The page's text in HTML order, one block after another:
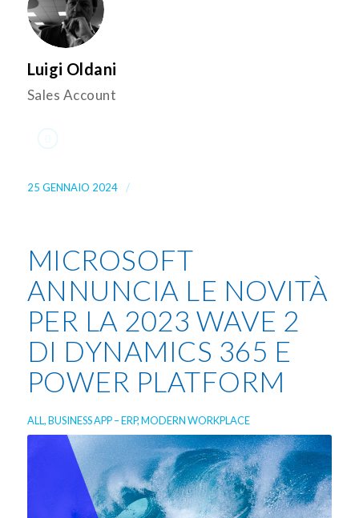
Luigi Oldani
Sales Account
25 GENNAIO 2024 /
MICROSOFT
ANNUNCIA LE NOVITÀ
PER LA 2023 WAVE 2
DI DYNAMICS 365 E
POWER PLATFORM
ALL,BUSINESS APP – ERP,MODERN WORKPLACE